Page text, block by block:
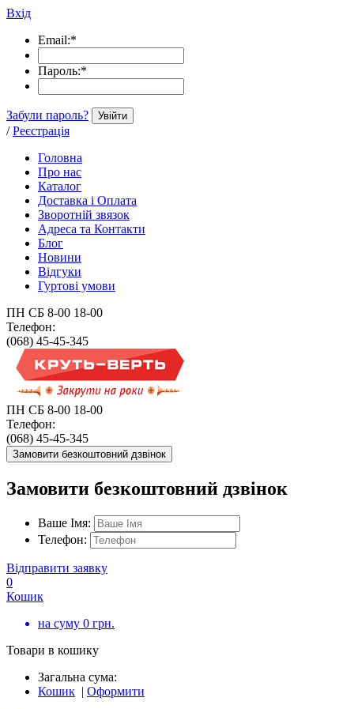
Вхід
Email:*
Пароль:*
Забули пароль? Увійти
/ Реєстрація
Головна
Про нас
Каталог
Доставка і Оплата
Зворотній звязок
Адреса та Контакти
Блог
Новини
Відгуки
Гуртові умови
ПН СБ 8-00 18-00
Телефон:
(068) 45-45-345
ПН СБ 8-00 18-00
Телефон:
(068) 45-45-345
Замовити безкоштовний дзвінок
Замовити безкоштовний дзвінок
Ваше Імя:
Телефон:
Відправити заявку
0
Кошик
на суму 0 грн.
Товари в кошику
Загальна сума:
Кошик | Оформити